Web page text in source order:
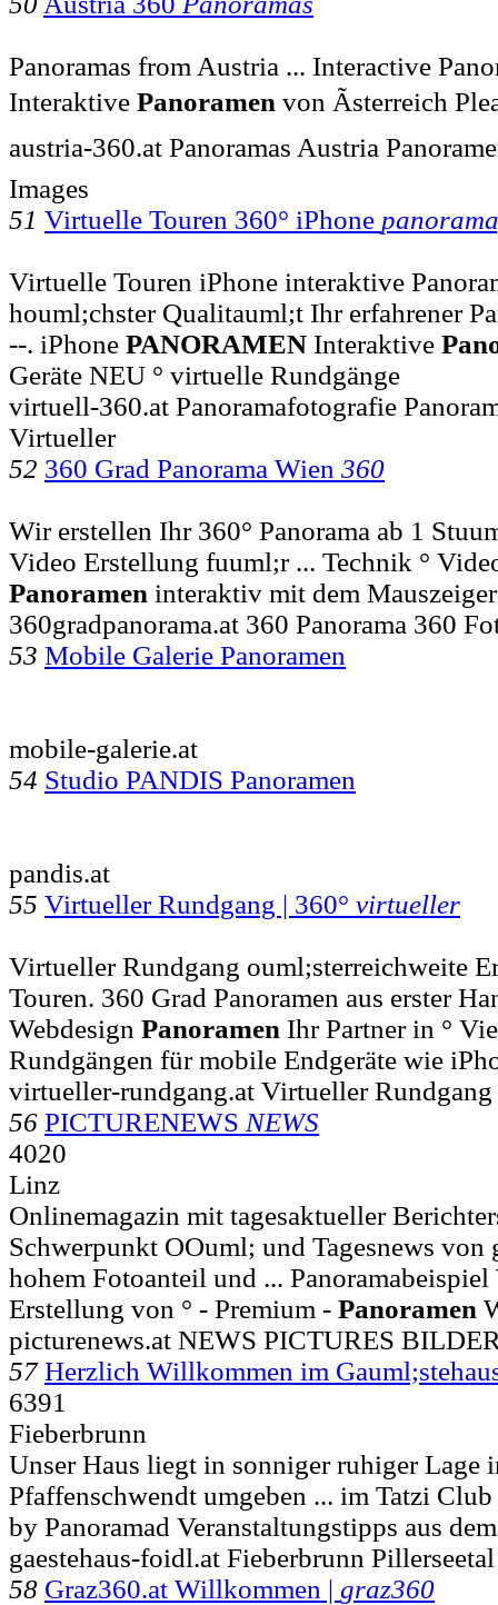
Panoramas from Austria ... Interactive
Interaktive Panoramen von Ãsterreich
austria-360.at Panoramas Austria
Images
51 Virtuelle Touren 360° iPhone
Virtuelle Touren iPhone interaktive
houml;chster Qualitauml;t Ihr erfahrener
--. iPhone PANORAMEN Interaktive
Geräte NEU ° virtuelle Rundgänge
virtuell-360.at Panoramafotografie
Virtueller
52 360 Grad Panorama Wien 360
Wir erstellen Ihr 360° Panorama ab 1
Video Erstellung fuuml;r ... Technik °
Panoramen interaktiv mit dem
360gradpanorama.at 360 Panorama 360
53 Mobile Galerie Panoramen
mobile-galerie.at
54 Studio PANDIS Panoramen
pandis.at
55 Virtueller Rundgang | 360° virtueller
Virtueller Rundgang ouml;sterreichweite
Touren. 360 Grad Panoramen aus erster
Webdesign Panoramen Ihr Partner in °
Rundgängen für mobile Endgeräte wie
virtueller-rundgang.at Virtueller
56 PICTURENEWS NEWS
4020
Linz
Onlinemagazin mit tagesaktueller
Schwerpunkt OOuml; und Tagesnews von
hohem Fotoanteil und ...
Erstellung von ° - Premium - Panoramen
picturenews.at NEWS PICTURES
57 Herzlich Willkommen im
6391
Fieberbrunn
Unser Haus liegt in sonniger ruhiger Lage
Pfaffenschwendt umgeben ... im Tatzi
by Panoramad Veranstaltungstipps aus
gaestehaus-foidl.at Fieberbrunn
58 Graz360.at Willkommen | graz360